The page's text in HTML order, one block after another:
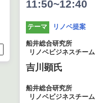
11:50~12:40
テーマ リノベ提案
船井総合研究所
リノベビジネスチーム
吉川顕氏
船井総合研究所
リノベビジネスチーム